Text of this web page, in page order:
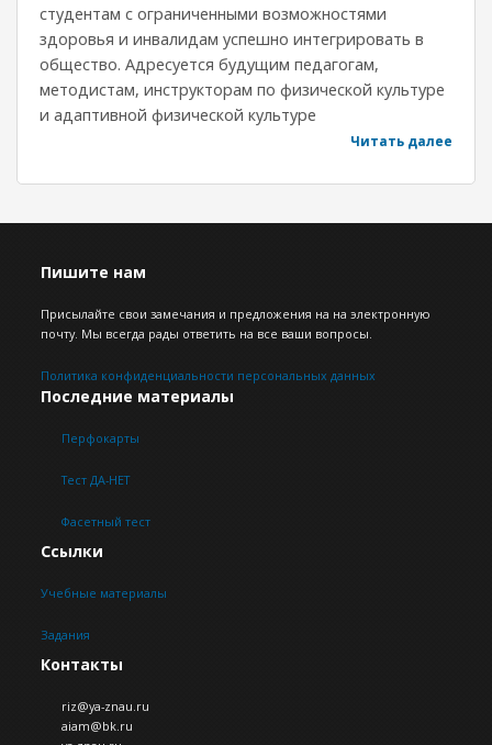
студентам с ограниченными возможностями
здоровья и инвалидам успешно интегрировать в
общество. Адресуется будущим педагогам,
методистам, инструкторам по физической культуре
и адаптивной физической культуре
Читать далее
Пишите нам
Присылайте свои замечания и предложения на на электронную
почту. Мы всегда рады ответить на все ваши вопросы.
Политика конфиденциальности персональных данных
Последние материалы
Перфокарты
Тест ДА-НЕТ
Фасетный тест
Ссылки
Учебные материалы
Задания
Контакты
riz@ya-znau.ru
aiam@bk.ru